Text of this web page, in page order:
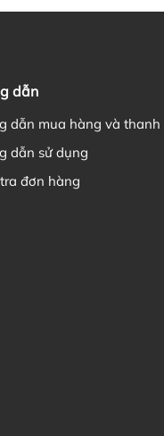
dẫn
dẫn mua hàng và thanh
dẫn sử dụng
đơn hàng